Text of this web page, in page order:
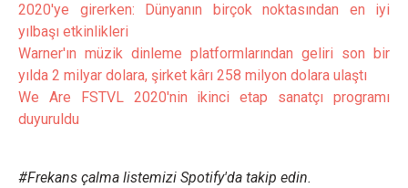
2020'ye girerken: Dünyanın birçok noktasından en iyi
yılbaşı etkinlikleri
Warner'ın müzik dinleme platformlarından geliri son bir
yılda 2 milyar dolara, şirket kârı 258 milyon dolara ulaştı
We Are FSTVL 2020'nin ikinci etap sanatçı programı
duyuruldu
#Frekans çalma listemizi Spotify'da takip edin.